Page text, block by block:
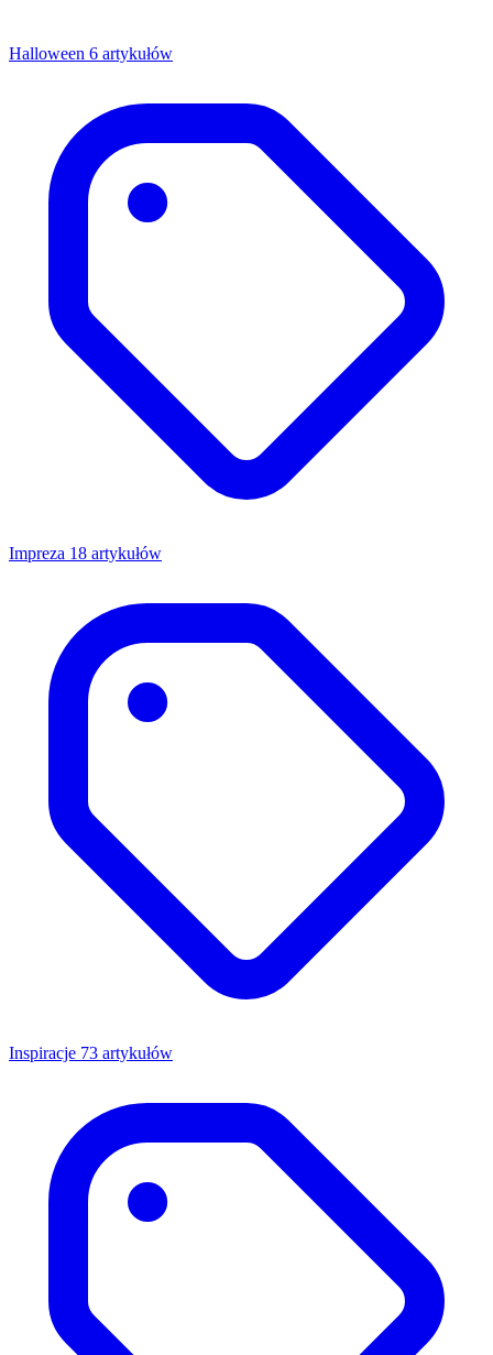
Halloween 6 artykułów
Impreza 18 artykułów
Inspiracje 73 artykułów